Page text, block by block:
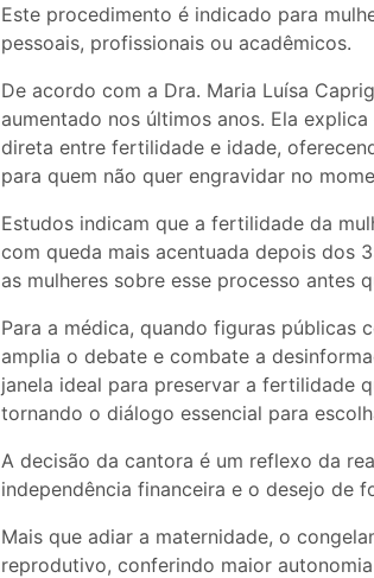
Este procedimento é indicado para
pessoais, profissionais ou acadêmicos.
De acordo com a Dra. Maria Luísa
aumentado nos últimos anos. Ela
direta entre fertilidade e idade,
para quem não quer engravidar no
Estudos indicam que a fertilidade da
com queda mais acentuada depois dos
as mulheres sobre esse processo antes
Para a médica, quando figuras públicas
amplia o debate e combate a
janela ideal para preservar a fertilidade
tornando o diálogo essencial para
A decisão da cantora é um reflexo da
independência financeira e o desejo de
Mais que adiar a maternidade, o
reprodutivo, conferindo maior